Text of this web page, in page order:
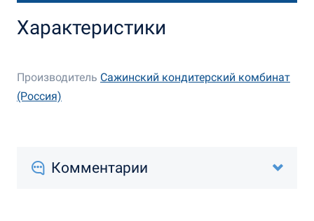
Характеристики
Производитель Сажинский кондитерский комбинат
(Россия)
Комментарии